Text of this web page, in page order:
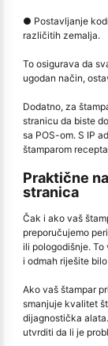
● Postavljanje
različitih zemalja.
To osigurava da
ugodan način,
Dodatno, za
stranicu da biste
sa POS-om. S IP
štamparom
Praktične
stranica
Čak i ako vaš
preporučujemo
ili pologodišnje.
i odmah riješite
Ako vaš štampar
smanjuje kvalitet
dijagnostička
utvrditi da li je